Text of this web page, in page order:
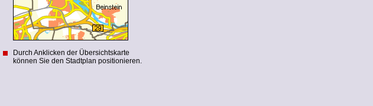
Durch Anklicken der Übersichtskarte
können Sie den Stadtplan positionieren.